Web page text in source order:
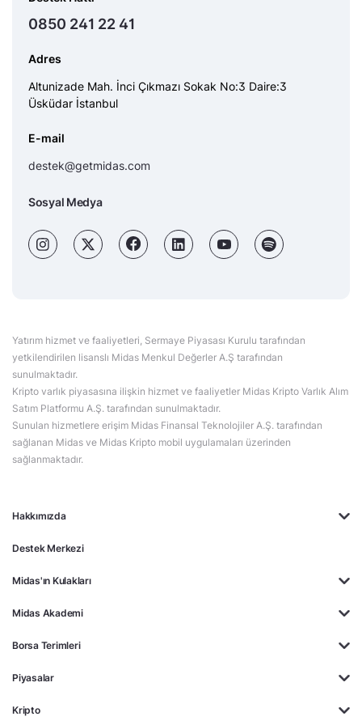
Hakkımızda
Destek Merkezi
Midas'ın Kulakları
Midas Akademi
Borsa Terimleri
Piyasalar
Kripto
0850 241 22 41
Adres
Altunizade Mah. İnci Çıkmazı Sokak No:3 Daire:3
Üsküdar İstanbul
E-mail
destek@getmidas.com
Sosyal Medya
Yatırım hizmet ve faaliyetleri, Sermaye Piyasası Kurulu tarafından
yetkilendirilen lisanslı Midas Menkul Değerler A.Ş tarafından
sunulmaktadır.
Kripto varlık piyasasına ilişkin hizmet ve faaliyetler Midas Kripto Varlık Alım
Satım Platformu A.Ş. tarafından sunulmaktadır.
Sunulan hizmetlere erişim Midas Finansal Teknolojiler A.Ş. tarafından
sağlanan Midas ve Midas Kripto mobil uygulamaları üzerinden
sağlanmaktadır.